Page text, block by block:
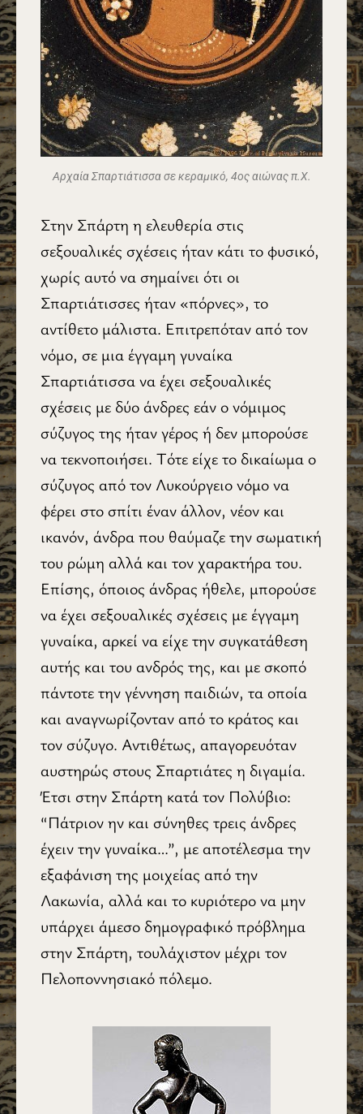
Aρχαία Σπαρτιάτισσα σε κεραμικό, 4ος αιώνας π.Χ.
Στην Σπάρτη η ελευθερία στις
σεξουαλικές σχέσεις ήταν κάτι το φυσικό,
χωρίς αυτό να σημαίνει ότι οι
Σπαρτιάτισσες ήταν «πόρνες», το
αντίθετο μάλιστα. Επιτρεπόταν από τον
νόμο, σε μια έγγαμη γυναίκα
Σπαρτιάτισσα να έχει σεξουαλικές
σχέσεις με δύο άνδρες εάν ο νόμιμος
σύζυγος της ήταν γέρος ή δεν μπορούσε
να τεκνοποιήσει. Τότε είχε το δικαίωμα ο
σύζυγος από τον Λυκούργειο νόμο να
φέρει στο σπίτι έναν άλλον, νέον και
ικανόν, άνδρα που θαύμαζε την σωματική
του ρώμη αλλά και τον χαρακτήρα του.
Επίσης, όποιος άνδρας ήθελε, μπορούσε
να έχει σεξουαλικές σχέσεις με έγγαμη
γυναίκα, αρκεί να είχε την συγκατάθεση
αυτής και του ανδρός της, και με σκοπό
πάντοτε την γέννηση παιδιών, τα οποία
και αναγνωρίζονταν από το κράτος και
τον σύζυγο. Αντιθέτως, απαγορευόταν
αυστηρώς στους Σπαρτιάτες η διγαμία.
Έτσι στην Σπάρτη κατά τον Πολύβιο:
“Πάτριον ην και σύνηθες τρεις άνδρες
έχειν την γυναίκα…”, με αποτέλεσμα την
εξαφάνιση της μοιχείας από την
Λακωνία, αλλά και το κυριότερο να μην
υπάρχει άμεσο δημογραφικό πρόβλημα
στην Σπάρτη, τουλάχιστον μέχρι τον
Πελοποννησιακό πόλεμο.